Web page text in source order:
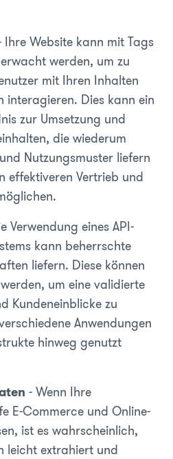
Ihre Website kann mit Tags
werden, um zu
mit Ihren Inhalten
interagieren. Dies kann ein
zur Umsetzung und
die wiederum
Nutzungsmuster liefern
effektiveren Vertrieb und
Verwendung eines API-
kann beherrschte
liefern. Diese können
um eine validierte
Kundeneinblicke zu
Anwendungen
hinweg genutzt
- Wenn Ihre
E-Commerce und Online-
ist es wahrscheinlich,
leicht extrahiert und